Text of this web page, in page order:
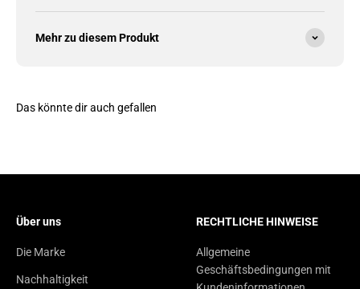
Mehr zu diesem Produkt
Das könnte dir auch gefallen
Über uns
Die Marke
Nachhaltigkeit
RECHTLICHE HINWEISE
Allgemeine
Geschäftsbedingungen mit